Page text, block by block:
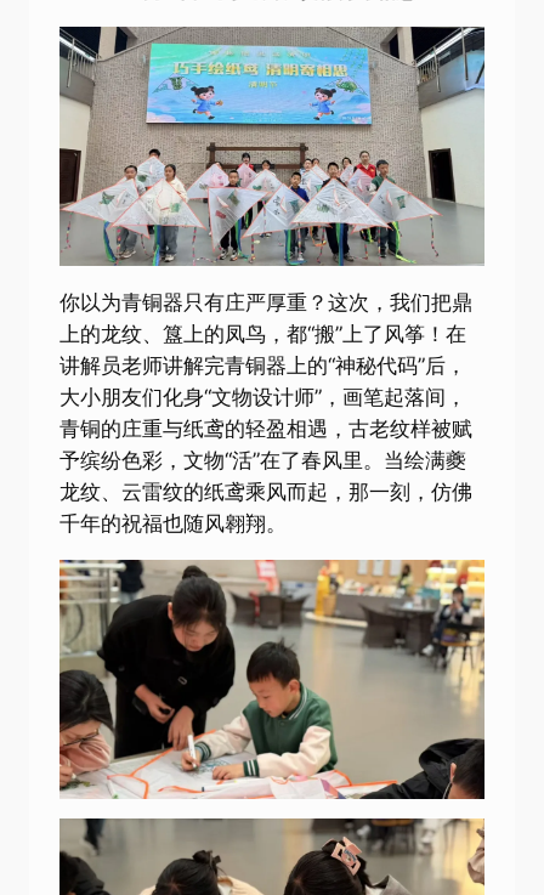
你以为青铜器只有庄严厚重？这次，我们把鼎
上的龙纹、簋上的凤鸟，都“搬”上了风筝！在
讲解员老师讲解完青铜器上的“神秘代码”后，
大小朋友们化身“文物设计师”，画笔起落间，
青铜的庄重与纸鸢的轻盈相遇，古老纹样被赋
予缤纷色彩，文物“活”在了春风里。当绘满夔
龙纹、云雷纹的纸鸢乘风而起，那一刻，仿佛
千年的祝福也随风翱翔。